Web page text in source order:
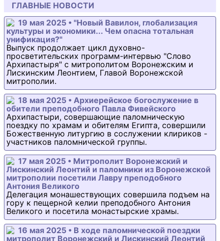
ГЛАВНЫЕ НОВОСТИ
19 мая 2025 • "Новый Вавилон, глобализация
культуры и экономики... Чем опасна тотальная
унификация?"
Выпуск продолжает цикл духовно-
просветительских программ-интервью "Слово
Архипастыря" с митрополитом Воронежским и
Лискинским Леонтием, Главой Воронежской
митрополии.
18 мая 2025 • Архиерейское богослужение в
обители преподобного Павла Фивейского
Архипастыри, совершающие паломническую
поездку по храмам и обителям Египта, совершили
Божественную литургию в сослужении клириков -
участников паломнической группы.
17 мая 2025 • Митрополит Воронежский и
Лискинский Леонтий и паломники из Воронежской
митрополии посетили Лавру преподобного
Антония Великого
Делегация монашествующих совершила подъем на
гору к пещерной келии преподобного Антония
Великого и посетила монастырские храмы.
16 мая 2025 • В ходе паломнической поездки
митрополит Воронежский и Лискинский Леонтий